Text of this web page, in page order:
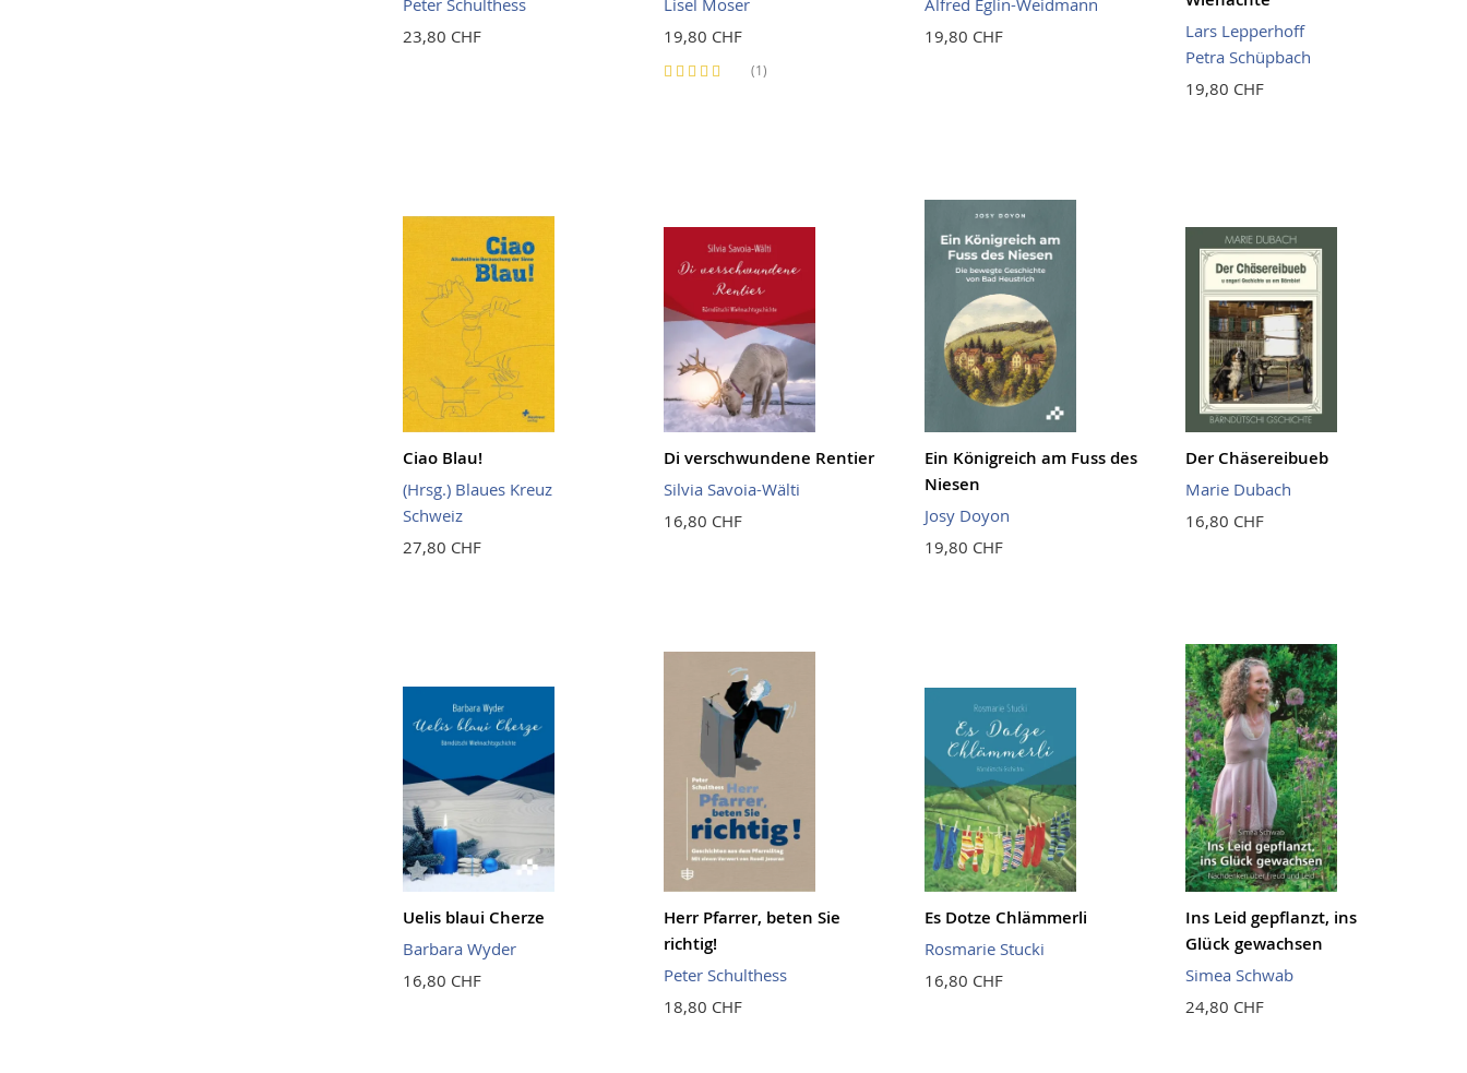
23,80 CHF
19,80 CHF
Bewertung:
(1)
19,80 CHF
Lars Lepperhoff
Petra Schüpbach
19,80 CHF
Ciao Blau!
(Hrsg.) Blaues Kreuz
Schweiz
27,80 CHF
Di verschwundene Rentier
Silvia Savoia-Wälti
16,80 CHF
Ein Königreich am Fuss des
Niesen
Josy Doyon
19,80 CHF
Der Chäsereibueb
Marie Dubach
16,80 CHF
Uelis blaui Cherze
Barbara Wyder
16,80 CHF
Herr Pfarrer, beten Sie
richtig!
Peter Schulthess
18,80 CHF
Es Dotze Chlämmerli
Rosmarie Stucki
16,80 CHF
Ins Leid gepflanzt, ins
Glück gewachsen
Simea Schwab
24,80 CHF